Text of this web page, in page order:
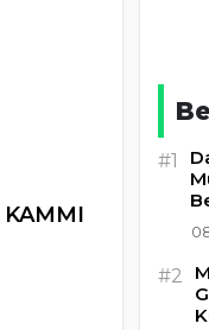
#1
#2